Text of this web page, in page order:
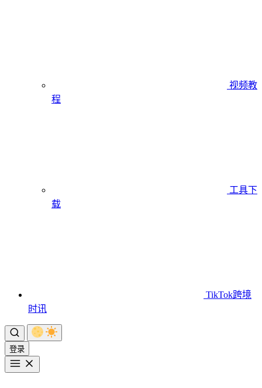
视频教
程
工具下
载
TikTok跨境
时讯
登录